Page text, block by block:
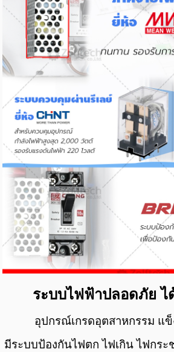
ระบบไฟฟ้าปลอดภัย ไ
อุปกรณ์เกรดอุตสาหกรรม แ
มีระบบป้องกันไฟตก ไฟเกิน ไฟกร